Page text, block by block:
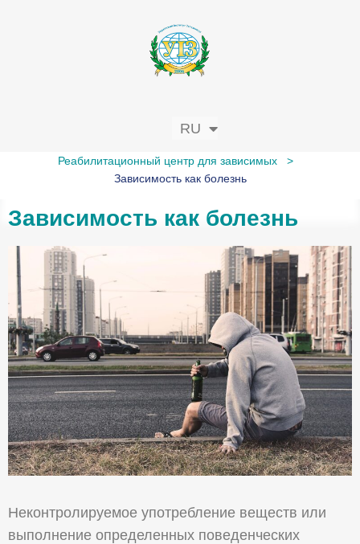
RU
UK
Реабилитационный центр для зависимых
>
Зависимость как болезнь
Зависимость как болезнь
Неконтролируемое употребление веществ или
выполнение определенных поведенческих